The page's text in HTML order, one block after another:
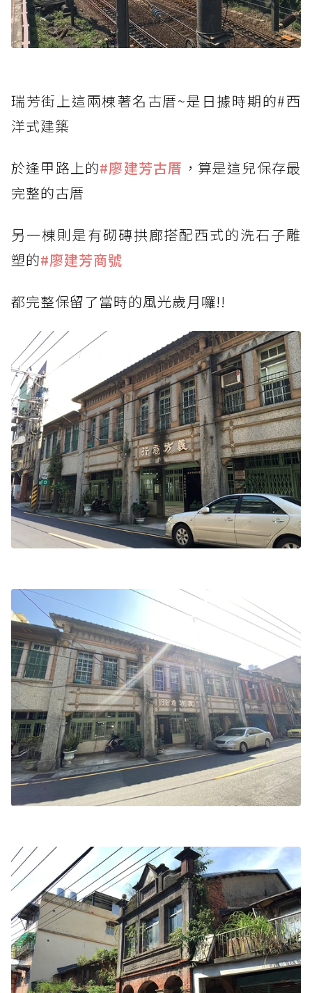
瑞芳街上這兩棟著名古厝~是日據時期的#西
洋式建築
於逢甲路上的#廖建芳古厝 ，算是這兒保存最
完整的古厝
另一棟則是有砌磚拱廊搭配西式的洗石子雕
塑的#廖建芳商號
都完整保留了當時的風光歲月囉!!